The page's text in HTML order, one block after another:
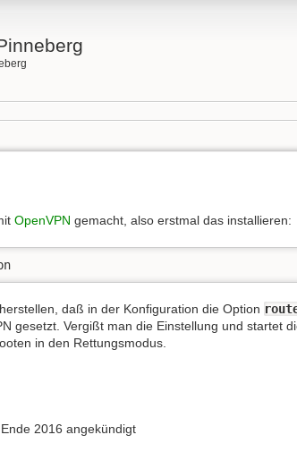
OpenVPN gemacht, also erstmal das installieren:
daß in der Konfiguration die Option
gesetzt. Vergißt man die Einstellung und startet
in den Rettungsmodus.
2016 angekündigt